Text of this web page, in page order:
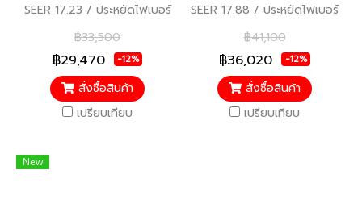
SEER 17.23 / ประหยัดไฟเบอร์
5 / รับประกันคอมเพรสเซอร์ 10
ปี อะไหล่อื่นๆ 5 ปี
฿33,500
฿29,470 -12%
สั่งซื้อสินค้า
เปรียบเทียบ
SEER 17.88 / ประหยัดไฟเบอร์
5 (1 ดาว) / รับประกัน
คอมเพรสเซอร์ 10 ปี อะไหล่อื่นๆ
5 ปี
฿41,100
฿36,020 -12%
สั่งซื้อสินค้า
เปรียบเทียบ
New